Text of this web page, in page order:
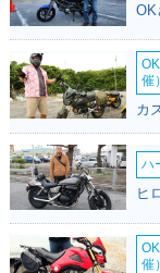
1993年 GYRO CAN
OPY デッキタイプ・
OK
催）
カ
ハ
ヒ
催）